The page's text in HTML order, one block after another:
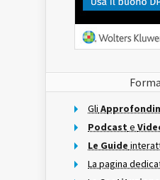
Gli
Podcast e
Le Guide
La pagina